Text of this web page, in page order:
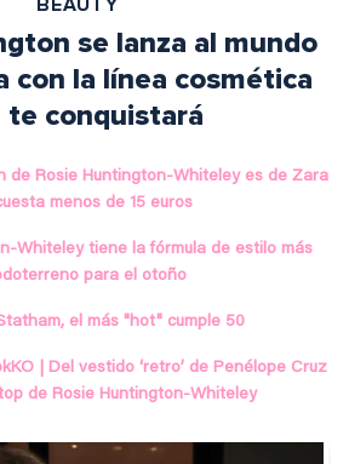
BEAUTY
se lanza al mundo
con la línea cosmética
te conquistará
de Rosie Huntington-Whiteley es de Zara
menos de 15 euros
Whiteley tiene la fórmula de estilo más
para el otoño
el más "hot" cumple 50
| Del vestido ‘retro’ de Penélope Cruz
de Rosie Huntington-Whiteley